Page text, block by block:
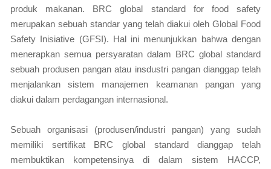
produk makanan. BRC global standard for food safety
merupakan sebuah standar yang telah diakui oleh Global Food
Safety Inisiative (GFSI). Hal ini menunjukkan bahwa dengan
menerapkan semua persyaratan dalam BRC global standard
sebuah produsen pangan atau insdustri pangan dianggap telah
menjalankan sistem manajemen keamanan pangan yang
diakui dalam perdagangan internasional.
Sebuah organisasi (produsen/industri pangan) yang sudah
memiliki sertifikat BRC global standard dianggap telah
membuktikan kompetensinya di dalam sistem HACCP,